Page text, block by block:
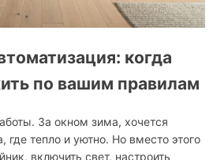
когда
по вашим правилам
За окном зима, хочется
где тепло и уютно. Но вместо этого
включить свет, настроить